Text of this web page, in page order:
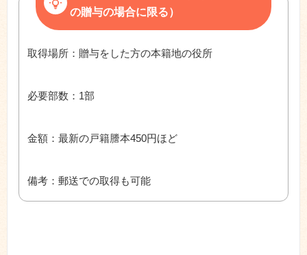
の贈与の場合に限る）
取得場所：贈与をした方の本籍地の役所
必要部数：1部
金額：最新の戸籍謄本450円ほど
備考：郵送での取得も可能